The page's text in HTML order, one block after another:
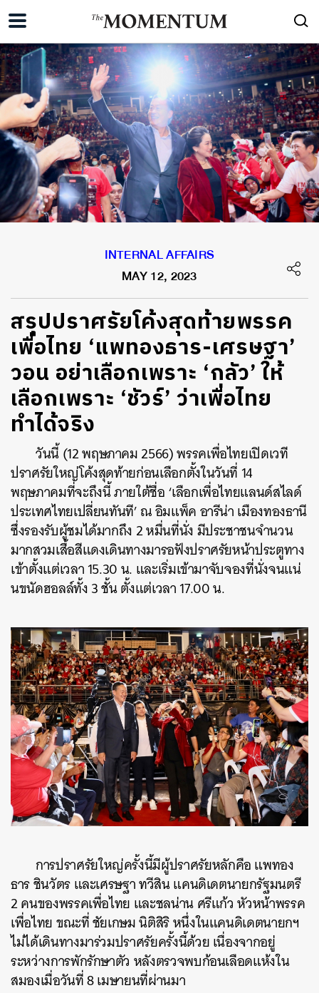
INTERNAL AFFAIRS
MAY 12, 2023
สรุปปราศรัยโค้งสุดท้ายพรรค
เพื่อไทย ‘แพทองธาร-เศรษฐา’
วอน อย่าเลือกเพราะ ‘กลัว’ ให้
เลือกเพราะ ‘ชัวร์’ ว่าเพื่อไทย
ทำได้จริง
วันนี้ (12 พฤษภาคม 2566) พรรคเพื่อไทยเปิดเวที
ปราศรัยใหญ่โค้งสุดท้ายก่อนเลือกตั้งในวันที่ 14
พฤษภาคมที่จะถึงนี้ ภายใต้ชื่อ ‘เลือกเพื่อไทยแลนด์สไลด์
ประเทศไทยเปลี่ยนทันที’ ณ อิมแพ็ค อารีน่า เมืองทองธานี
ซึ่งรองรับผู้ชมได้มากถึง 2 หมื่นที่นั่ง มีประชาชนจำนวน
มากสวมเสื้อสีแดงเดินทางมารอฟังปราศรัยหน้าประตูทาง
เข้าตั้งแต่เวลา 15.30 น. และเริ่มเข้ามาจับจองที่นั่งจนแน่
นขนัดฮอลล์ทั้ง 3 ชั้น ตั้งแต่เวลา 17.00 น.
การปราศรัยใหญ่ครั้งนี้มีผู้ปราศรัยหลักคือ แพทอง
ธาร ชินวัตร และเศรษฐา ทวีสิน แคนดิเดตนายกรัฐมนตรี
2 คนของพรรคเพื่อไทย และชลน่าน ศรีแก้ว หัวหน้าพรรค
เพื่อไทย ขณะที่ ชัยเกษม นิติสิริ หนึ่งในแคนดิเดตนายกฯ
ไม่ได้เดินทางมาร่วมปราศรัยครั้งนี้ด้วย เนื่องจากอยู่
ระหว่างการพักรักษาตัว หลังตรวจพบก้อนเลือดแห้งใน
สมองเมื่อวันที่ 8 เมษายนที่ผ่านมา